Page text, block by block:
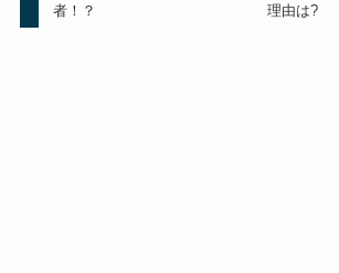
者！？
理由は?